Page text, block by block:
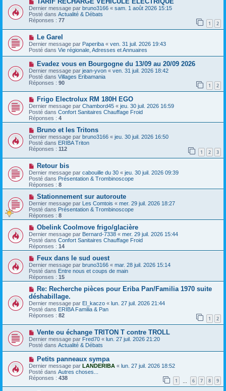
g
e
m
e
s
s
a
g
e
o
u
v
e
a
u
m
e
s
a
g
e
Dernier message par bruno3166 « sam. 1 août 2026 15:15
Posté dans Actualité & Débats
Réponses : 77 1 2
N
o
u
v
e
a
u
m
e
s
s
a
g
e
Le Garel
Dernier message par Paperiba « ven. 31 juil. 2026 19:43
Posté dans Vie régionale, Adresses et Annuaires
N
o
u
v
e
a
m
e
s
s
a
g
e
Evadez vous en Bourgogne du 13/09 au 20/09 2026
Dernier message par jean-yvon « ven. 31 juil. 2026 18:42
Posté dans Villages Eribamania
Réponses : 90 1 2
N
o
u
v
e
a
m
e
s
s
a
g
e
Frigo Electrolux RM 180H EGO
Dernier message par Chambord45 « jeu. 30 juil. 2026 16:59
Posté dans Confort Sanitaires Chauffage Froid
Réponses : 4
N
o
u
v
e
a
m
e
s
s
a
g
e
Bruno et les Tritons
Dernier message par bruno3166 « jeu. 30 juil. 2026 16:50
Posté dans ERIBA Triton
Réponses : 112 1 2 3
N
o
u
v
e
a
u
m
e
s
s
a
g
e
Retour bis
Dernier message par cabouille du 30 « jeu. 30 juil. 2026 09:39
Posté dans Présentation & Trombinoscope
Réponses : 8
N
o
u
v
e
a
m
e
s
s
a
g
e
Stationnement sur autoroute
Dernier message par Les Comtois « mer. 29 juil. 2026 18:27
Posté dans Présentation & Trombinoscope
Réponses : 8
N
o
u
v
e
a
u
m
e
s
s
a
g
e
Obelink Coolmove frigo/glacière
Dernier message par Bernard-7338 « mer. 29 juil. 2026 15:44
Posté dans Confort Sanitaires Chauffage Froid
Réponses : 14
N
o
u
v
e
a
u
m
e
s
s
a
g
Feux dans le sud ouest
Dernier message par bruno3166 « mar. 28 juil. 2026 15:14
Posté dans Entre nous et coups de main
Réponses : 15
N
o
u
v
e
a
u
m
s
s
g
e
Re: Recherche pièces pour Eriba Pan/Familia 1970 suite
déshabillage.
Dernier message par El_kaczo « lun. 27 juil. 2026 21:44
Posté dans ERIBA Familia & Pan
Réponses : 82 1 2
N
o
u
v
e
a
u
m
e
s
Vente ou échange TRITON T contre TROLL
Dernier message par Fred70 « lun. 27 juil. 2026 21:20
Posté dans Actualité & Débats
N
o
u
v
e
a
Petits panneaux sympa
Dernier message par LANDERIBA « lun. 27 juil. 2026 18:52
Posté dans Autres choses...
Réponses : 438 1 6 7 8 9